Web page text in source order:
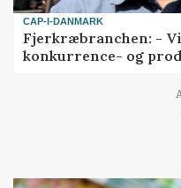
CAP-I-DANMARK
Fjerkræbranchen: -
konkurrence- og